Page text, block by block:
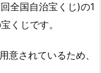
全国自治宝くじ)の1
くじです。
意されているため、